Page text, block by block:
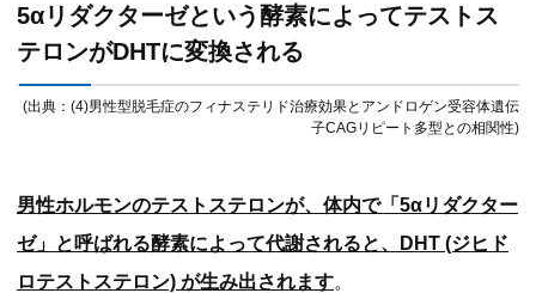
5αリダクターゼという酵素によってテストス
テロンがDHTに変換される
(出典：(4)男性型脱毛症のフィナステリド治療効果とアンドロゲン受容体遺伝
子CAGリピート多型との相関性)
男性ホルモンのテストステロンが、体内で「5αリダクター
ゼ」と呼ばれる酵素によって代謝されると、DHT (ジヒド
ロテストステロン) が生み出されます。